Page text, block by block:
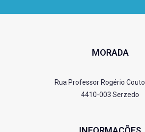
MORADA
Rua Professor Rogério
4410-003 Serzedo